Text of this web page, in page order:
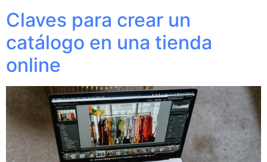
Claves para crear un
catálogo en una tienda
online